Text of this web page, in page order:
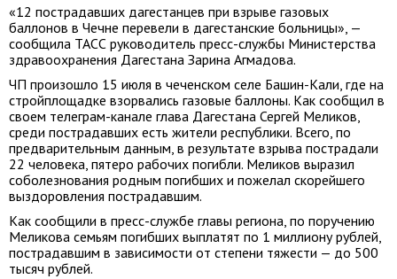
«12 пострадавших дагестанцев при взрыве газовых
баллонов в Чечне перевели в дагестанские больницы», —
сообщила ТАСС руководитель пресс-службы Министерства
здравоохранения Дагестана Зарина Агмадова.
ЧП произошло 15 июля в чеченском селе Башин-Кали, где на
стройплощадке взорвались газовые баллоны. Как сообщил в
своем телеграм-канале глава Дагестана Сергей Меликов,
среди пострадавших есть жители республики. Всего, по
предварительным данным, в результате взрыва пострадали
22 человека, пятеро рабочих погибли. Меликов выразил
соболезнования родным погибших и пожелал скорейшего
выздоровления пострадавшим.
Как сообщили в пресс-службе главы региона, по поручению
Меликова семьям погибших выплатят по 1 миллиону рублей,
пострадавшим в зависимости от степени тяжести — до 500
тысяч рублей.